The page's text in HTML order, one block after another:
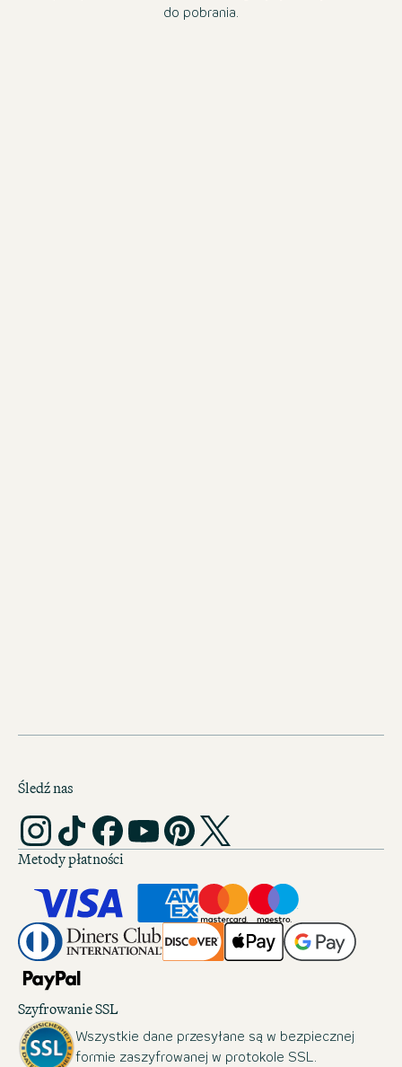
do pobrania.
Śledź nas
Metody płatności
Szyfrowanie SSL
Wszystkie dane przesyłane są w bezpiecznej
formie zaszyfrowanej w protokole SSL.